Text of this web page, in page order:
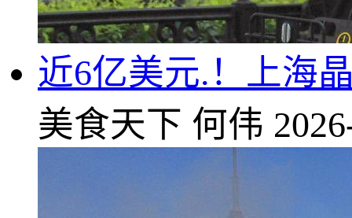
近6亿美元.！上海
美食天下 何伟